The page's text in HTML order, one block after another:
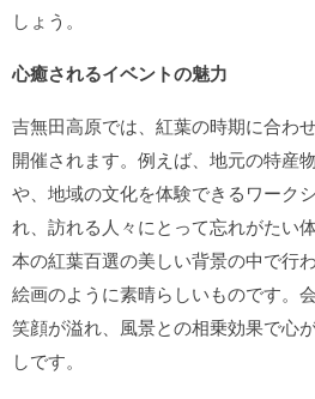
しょう。
心癒されるイベントの魅力
吉無田高原では、紅葉の時期に合わ
開催されます。例えば、地元の特産
や、地域の文化を体験できるワーク
れ、訪れる人々にとって忘れがたい
本の紅葉百選の美しい背景の中で行
絵画のように素晴らしいものです。
笑顔が溢れ、風景との相乗効果で心
しです。